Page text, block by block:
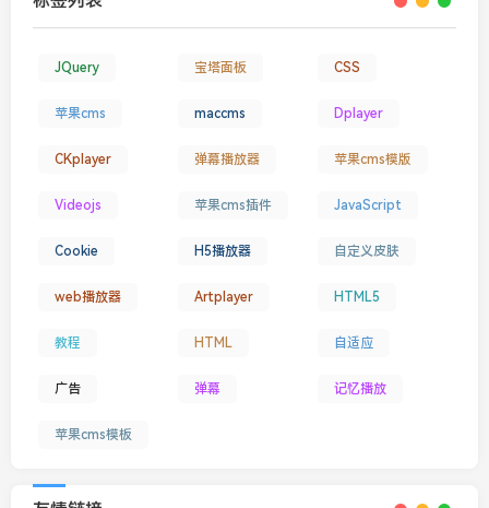
JQuery 宝塔面板 CSS
苹果cms maccms Dplayer
CKplayer 弹幕播放器 苹果cms模版
Videojs 苹果cms插件 JavaScript
Cookie H5播放器 自定义皮肤
web播放器 Artplayer HTML5
教程 HTML 自适应
广告 弹幕 记忆播放
苹果cms模板